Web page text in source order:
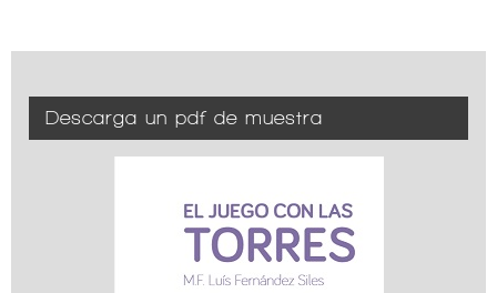
Descarga un pdf de muestra